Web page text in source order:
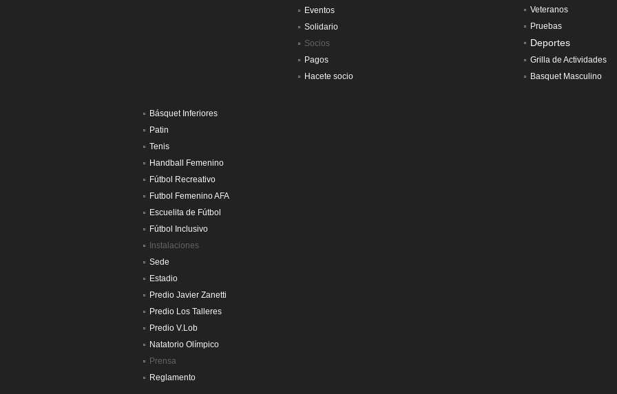
Eventos
Solidario
Socios
Pagos
Hacete socio
Veteranos
Pruebas
Deportes
Grilla de Actividades
Basquet Masculino
Básquet Inferiores
Patin
Tenis
Handball Femenino
Fútbol Recreativo
Futbol Femenino AFA
Escuelita de Fútbol
Fútbol Inclusivo
Instalaciones
Sede
Estadio
Predio Javier Zanetti
Predio Los Talleres
Predio V.Lob
Natatorio Olímpico
Prensa
Reglamento